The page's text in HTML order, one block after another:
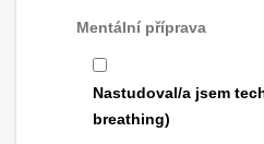
Mentální příprava
Nastudoval/a jsem
breathing)